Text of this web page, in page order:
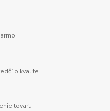
o kvalite
tovaru